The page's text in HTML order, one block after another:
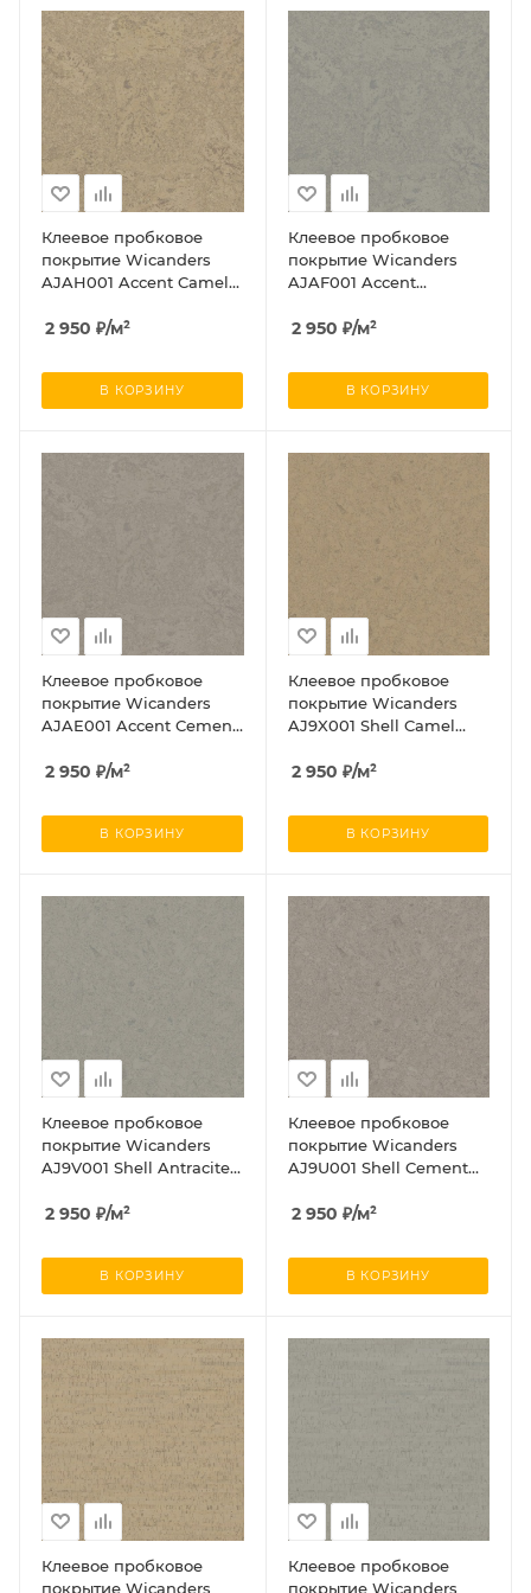
Клеевое пробковое
покрытие Wicanders
AJAH001 Accent Camel
2 950 ₽/м²
В КОРЗИНУ
Клеевое пробковое
покрытие Wicanders
AJAF001 Accent
Антраците)
2 950 ₽/м²
В КОРЗИНУ
Клеевое пробковое
покрытие Wicanders
AJAE001 Accent Cement
2 950 ₽/м²
В КОРЗИНУ
Клеевое пробковое
покрытие Wicanders
AJ9X001 Shell Camel
2 950 ₽/м²
В КОРЗИНУ
Клеевое пробковое
покрытие Wicanders
AJ9V001 Shell Antracite
2 950 ₽/м²
В КОРЗИНУ
Клеевое пробковое
покрытие Wicanders
AJ9U001 Shell Cement
2 950 ₽/м²
В КОРЗИНУ
Клеевое пробковое
покрытие Wicanders
Клеевое пробковое
покрытие Wicanders